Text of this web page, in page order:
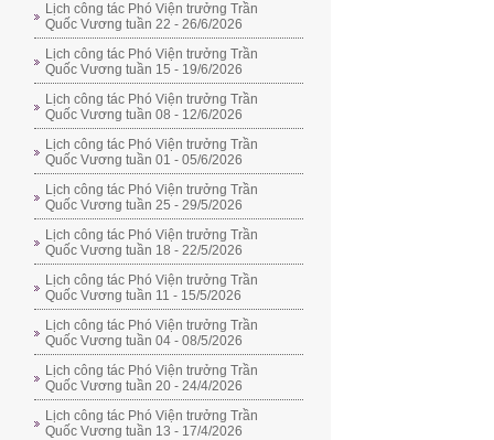
Lịch công tác Phó Viện trưởng Trần
Quốc Vương tuần 22 - 26/6/2026
Lịch công tác Phó Viện trưởng Trần
Quốc Vương tuần 15 - 19/6/2026
Lịch công tác Phó Viện trưởng Trần
Quốc Vương tuần 08 - 12/6/2026
Lịch công tác Phó Viện trưởng Trần
Quốc Vương tuần 01 - 05/6/2026
Lịch công tác Phó Viện trưởng Trần
Quốc Vương tuần 25 - 29/5/2026
Lịch công tác Phó Viện trưởng Trần
Quốc Vương tuần 18 - 22/5/2026
Lịch công tác Phó Viện trưởng Trần
Quốc Vương tuần 11 - 15/5/2026
Lịch công tác Phó Viện trưởng Trần
Quốc Vương tuần 04 - 08/5/2026
Lịch công tác Phó Viện trưởng Trần
Quốc Vương tuần 20 - 24/4/2026
Lịch công tác Phó Viện trưởng Trần
Quốc Vương tuần 13 - 17/4/2026